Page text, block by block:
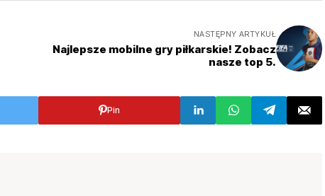
NASTĘPNY ARTYKUŁ
Najlepsze mobilne gry piłkarskie! Zobacz
nasze top 5.
Pin